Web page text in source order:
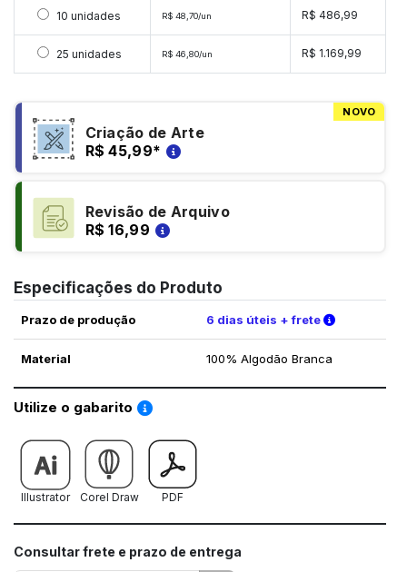
Selecionar 10 unidades
10 unidades R$ 48,70/un R$ 486,99
Selecionar 25 unidades
25 unidades R$ 46,80/un R$ 1.169,99
NOVO
Criação de Arte
R$ 45,99*
Revisão de Arquivo
R$ 16,99
Especificações do Produto
Prazo de produção 6 dias úteis + frete Verifique
Material 100% Algodão Branca
Utilize o gabarito Saiba como utilizar os nossos gabaritos
Illustrator Corel Draw PDF
Consultar frete e prazo de entrega